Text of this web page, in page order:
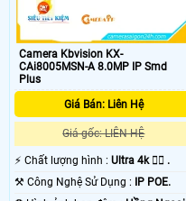
Camera Kbvision KX-
CAi8005MSN-A 8.0MP IP Smd
Plus
Giá Bán: Liên Hệ
Giá gốc: LIÊN HỆ
️⚡ Chất lượng hình : Ultra 4k 👍🏾 .
⚒ Công Nghệ Sử Dụng : IP POE.